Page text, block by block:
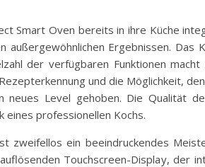
Smart Oven bereits in ihre Küche
außergewöhnlichen Ergebnissen. Das
der verfügbaren Funktionen
und die Möglichkeit,
neues Level gehoben. Die Qualität
eines professionellen Kochs.
zweifellos ein beeindruckendes
Touchscreen-Display, der